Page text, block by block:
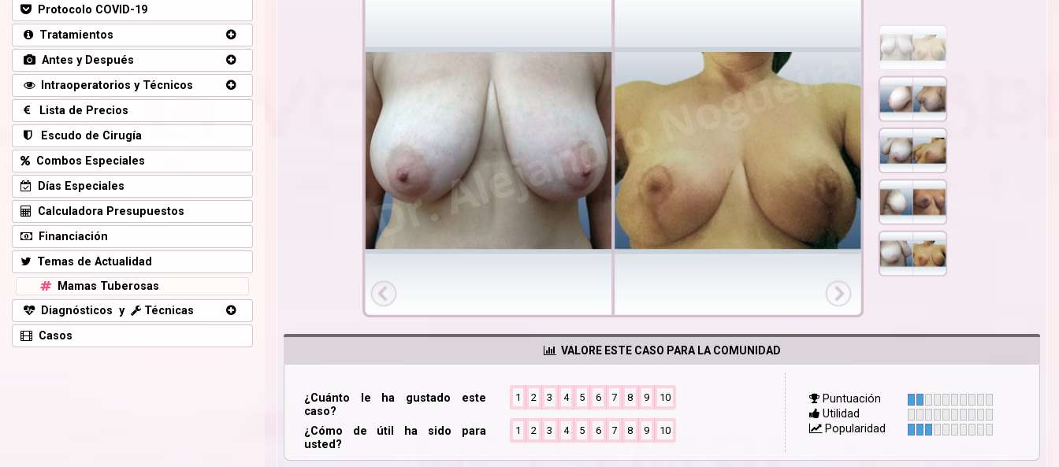
VALORE ESTE CASO PARA LA COMUNIDAD
¿Cuánto le ha gustado este
caso?
1 2 3 4 5 6 7 8 9 10
¿Cómo de útil ha sido para
usted?
1 2 3 4 5 6 7 8 9 10
Puntuación
Utilidad
Popularidad
Protocolo COVID-19
Tratamientos
Antes y Después
Intraoperatorios y Técnicos
Lista de Precios
Escudo de Cirugía
Combos Especiales
Días Especiales
Calculadora Presupuestos
Financiación
Temas de Actualidad
Mamas Tuberosas
Diagnósticos y
Técnicas
Casos